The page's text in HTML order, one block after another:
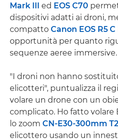
Mark III ed EOS C70
dispositivi adatti ai droni,
compatto Canon EOS R5 C
opportunità per quanto
sequenze aeree immersive.
"I droni non hanno
elicotteri", puntualizza il
volare un drone con un
complicato. Ho fatto volare
lo zoom CN-E30-300mm
elicottero usando un